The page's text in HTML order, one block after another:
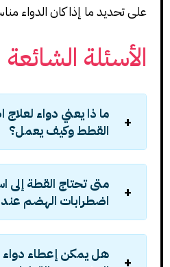
على تحديد ما إذا كان الدواء
الأسئلة الشائعة
ما ذا يعني دواء
القططوكيف يعمل؟
متى تحتاج القطة إلى
اضطرابات الهضم
هل يمكن إعطاء